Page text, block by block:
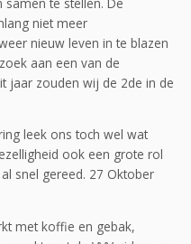
niet meer
nieuw leven in te blazen
aan een van de
jaar zouden wij de 2de in de
leek ons toch wel wat
ook een grote rol
snel gereed. 27 Oktober
met koffie en gebak,